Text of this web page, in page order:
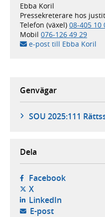
Ebba Koril
Pressekreterare hos
Telefon (växel) 08-405 10
Mobil 076-126 49 29
e-post till Ebba Koril
Genvägar
SOU 2025:111
Dela
Facebook- öppnas i
X- öppnas i ny flik,
LinkedIn- öppnas i
E-post- öppnar din